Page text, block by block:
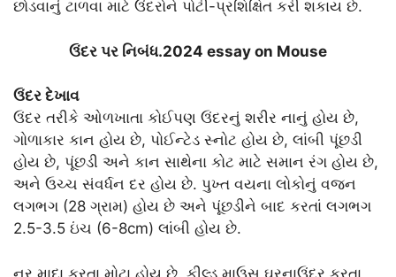
છોડવાનું ટાળવા માટે ઉંદરોને પોટી-પ્રશિક્ષિત કરી શકાય છે.
ઉંદર પર નિબંધ.2024 essay on Mouse
ઉંદર દેખાવ
ઉંદર તરીકે ઓળખાતા કોઈપણ ઉંદરનું શરીર નાનું હોય છે,
ગોળાકાર કાન હોય છે, પોઈન્ટેડ સ્નોટ હોય છે, લાંબી પૂંછડી
હોય છે, પૂંછડી અને કાન સાથેના કોટ માટે સમાન રંગ હોય છે,
અને ઉચ્ચ સંવર્ધન દર હોય છે. પુખ્ત વયના લોકોનું વજન
લગભગ (28 ગ્રામ) હોય છે અને પૂંછડીને બાદ કરતાં લગભગ
2.5-3.5 ઇંચ (6-8cm) લાંબી હોય છે.
નર માદા કરતા મોટા હોય છે. ફીલ્ડ માઉસ ઘરનાઉંદર કરતા